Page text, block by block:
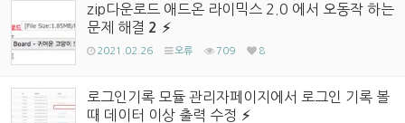
zip다운로드 애드온 라이믹스 2.0 에서 오동작 하는
문제 해결 2
2021.02.26 오류 709 8
로그인기록 모듈 관리자페이지에서 로그인 기록 볼
때 데이터 이상 출력 수정